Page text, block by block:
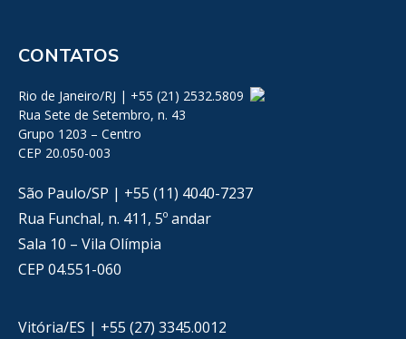
CONTATOS
Rio de Janeiro/RJ | +55 (21) 2532.5809
Rua Sete de Setembro, n. 43
Grupo 1203 – Centro
CEP 20.050-003
São Paulo/SP | +55 (11) 4040-7237
Rua Funchal, n. 411, 5º andar
Sala 10 – Vila Olímpia
CEP 04.551-060
Vitória/ES | +55 (27) 3345.0012